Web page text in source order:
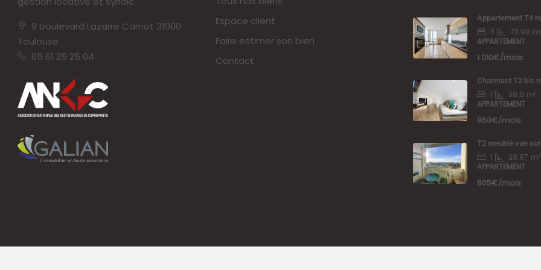
9 boulevard Lazarre Carnot 31000
Toulouse
05 61 25 25 04
Espace client
Faire estimer son bien
Contact
Appartement T4
3 73.99
APPARTEMENT
1 010€/mois
Charmant T2 bis
1 38.9 m²
APPARTEMENT
950€/mois
T2 meublé vue
1 28.87 m²
APPARTEMENT
805€/mois